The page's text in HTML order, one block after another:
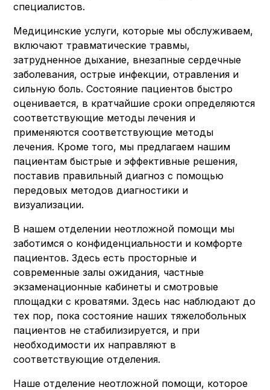
специалистов.
Медицинские услуги, которые мы обслуживаем,
включают травматические травмы,
затрудненное дыхание, внезапные сердечные
заболевания, острые инфекции, отравления и
сильную боль. Состояние пациентов быстро
оценивается, в кратчайшие сроки определяются
соответствующие методы лечения и
применяются соответствующие методы
лечения. Кроме того, мы предлагаем нашим
пациентам быстрые и эффективные решения,
поставив правильный диагноз с помощью
передовых методов диагностики и
визуализации.
В нашем отделении неотложной помощи мы
заботимся о конфиденциальности и комфорте
пациентов. Здесь есть просторные и
современные залы ожидания, частные
экзаменационные кабинеты и смотровые
площадки с кроватями. Здесь нас наблюдают до
тех пор, пока состояние наших тяжелобольных
пациентов не стабилизируется, и при
необходимости их направляют в
соответствующие отделения.
Наше отделение неотложной помощи, которое